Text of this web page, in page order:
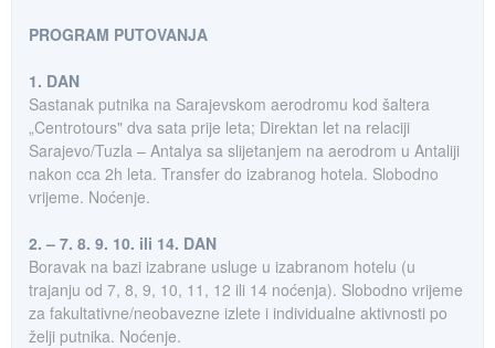
PROGRAM PUTOVANJA
1. DAN
Sastanak putnika na Sarajevskom aerodromu kod šaltera
„Centrotours" dva sata prije leta; Direktan let na relaciji
Sarajevo/Tuzla – Antalya sa slijetanjem na aerodrom u Antaliji
nakon cca 2h leta. Transfer do izabranog hotela. Slobodno
vrijeme. Noćenje.
2. – 7. 8. 9. 10. ili 14. DAN
Boravak na bazi izabrane usluge u izabranom hotelu (u
trajanju od 7, 8, 9, 10, 11, 12 ili 14 noćenja). Slobodno vrijeme
za fakultativne/neobavezne izlete i individualne aktivnosti po
želji putnika. Noćenje.